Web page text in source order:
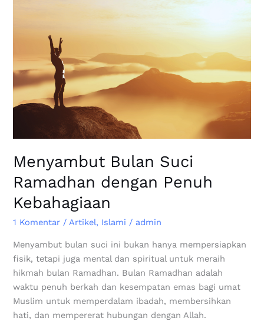
Menyambut Bulan Suci
Ramadhan dengan Penuh
Kebahagiaan
1 Komentar /Artikel, Islami / admin
Menyambut bulan suci ini bukan hanya mempersiapkan
fisik, tetapi juga mental dan spiritual untuk meraih
hikmah bulan Ramadhan. Bulan Ramadhan adalah
waktu penuh berkah dan kesempatan emas bagi umat
Muslim untuk memperdalam ibadah, membersihkan
hati, dan mempererat hubungan dengan Allah.